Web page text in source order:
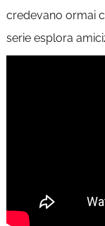
credevano ormai
serie esplora